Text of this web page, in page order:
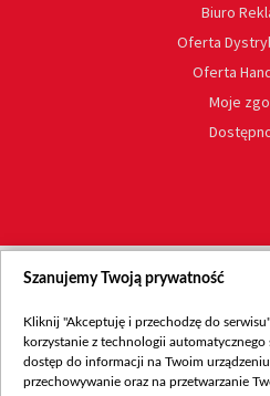
Biuro
Oferta
Oferta
Moje
Szanujemy Twoją prywatność
Kliknij "Akceptuję i przechodzę do
korzystanie z technologii automatycznego
dostęp do informacji na Twoim
przechowywanie oraz na przetwarzanie